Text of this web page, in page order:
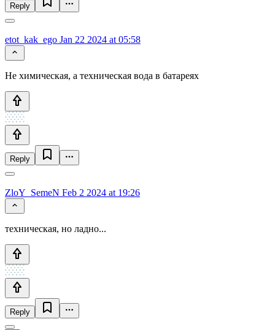
Reply
etot_kak_ego Jan 22 2024 at 05:58
Не химическая, а техническая вода в батареях
Reply
ZloY_SemeN Feb 2 2024 at 19:26
техническая, но ладно...
Reply